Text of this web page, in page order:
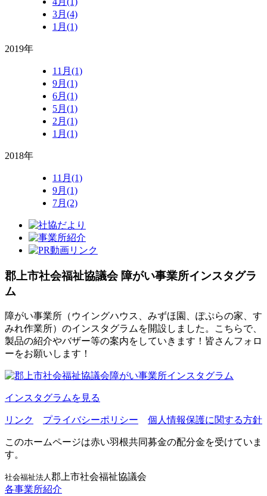
3月(4)
1月(1)
2019年
11月(1)
9月(1)
6月(1)
5月(1)
2月(1)
1月(1)
2018年
11月(1)
9月(1)
7月(2)
郡上市社会福祉協議会 障がい事業所インスタグラ
ム
障がい事業所（ウイングハウス、みずほ園、ぽぷらの家、す
みれ作業所）のインスタグラムを開設しました。こちらで、
製品の紹介やバザー等の案内をしていきます！皆さんフォロ
ーをお願いします！
インスタグラムを見る
リンク プライバシーポリシー 個人情報保護に関する方針
このホームページは赤い羽根共同募金の配分金を受けていま
す。
社会福祉法人郡上市社会福祉協議会
各事業所紹介